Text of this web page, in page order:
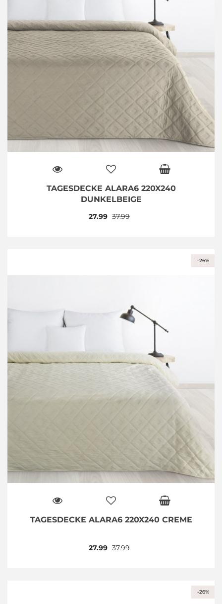
TAGESDECKE ALARA6 220X240
DUNKELBEIGE
37.99
27.99
TAGESDECKE ALARA6 220X240 CREME
37.99
-26%
27.99
-26%